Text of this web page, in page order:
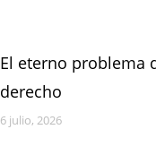
El eterno problema
derecho
6 julio, 2026